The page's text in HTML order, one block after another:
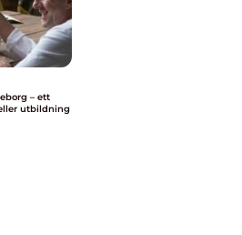
– ett
utbildning